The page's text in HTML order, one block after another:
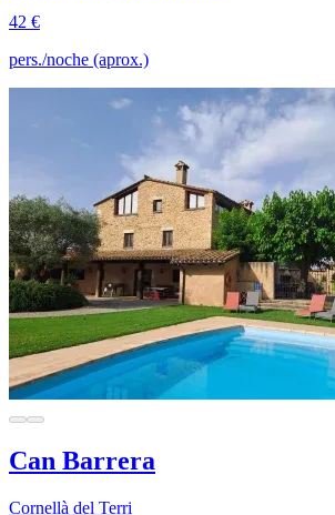
42 €
pers./noche (aprox.)
Can Barrera
Cornellà del Terri